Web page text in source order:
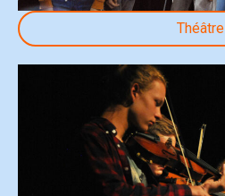
Théâtre